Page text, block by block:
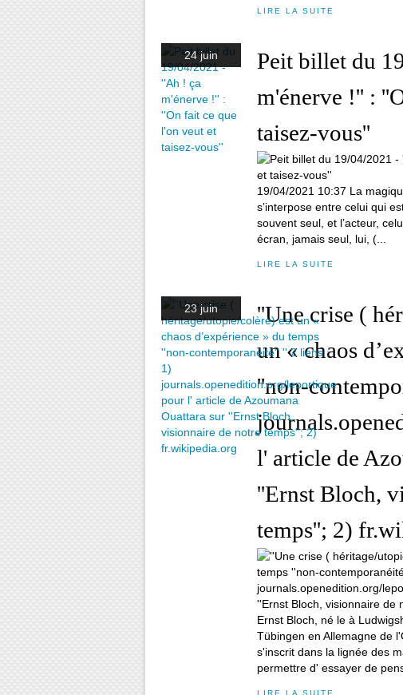
LIRE LA SUITE
24 juin
Peit billet du
m'énerve !'' :
taisez-vous''
19/04/2021 10:37 La
s’interpose entre celui qui
souvent seul, et l’acteur,
écran, jamais seul, lui, (...
LIRE LA SUITE
23 juin
''Une crise (
un « chaos
''non-
l' article de
''Ernst Bloch,
temps''; 2)
Ernst Bloch, né le à
Tübingen en Allemagne de
s'inscrit dans la lignée des
permettre d' essayer de
LIRE LA SUITE